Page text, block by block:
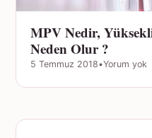
MPV Nedir,
Neden Olur ?
5 Temmuz 2018•Yorum yok